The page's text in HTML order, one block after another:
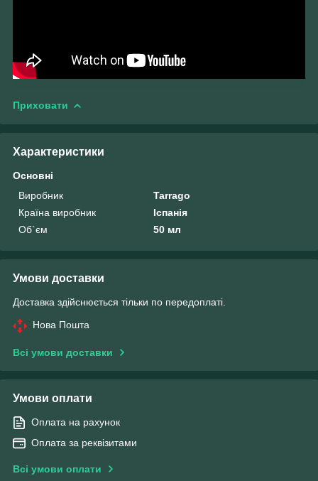
Приховати
Характеристики
Основні
Виробник
Tarrago
Країна виробник
Іспанія
Об`єм
50 мл
Умови доставки
Доставка здійснюється тільки по передоплаті.
Нова Пошта
Всі умови доставки
Умови оплати
Оплата на рахунок
Оплата за реквізитами
Всі умови оплати